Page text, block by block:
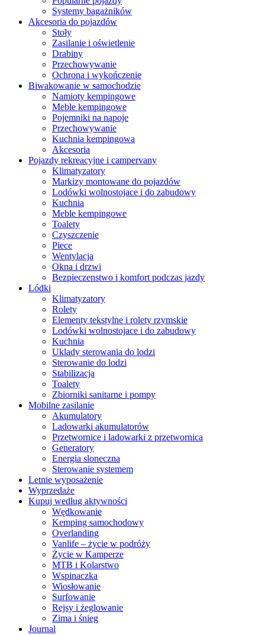
Systemy bagażników
Akcesoria do pojazdów
Stoły
Zasilanie i oświetlenie
Drabiny
Przechowywanie
Ochrona i wykończenie
Biwakowanie w samochodzie
Namioty kempingowe
Meble kempingowe
Pojemniki na napoje
Przechowywanie
Kuchnia kempingowa
Akcesoria
Pojazdy rekreacyjne i campervany
Klimatyzatory
Markizy montowane do pojazdów
Lodówki wolnostojace i do zabudowy
Kuchnia
Meble kempingowe
Toalety
Czyszczenie
Piece
Wentylacja
Okna i drzwi
Bezpieczenstwo i komfort podczas jazdy
Lódki
Klimatyzatory
Rolety
Elementy tekstylne i rolety rzymskie
Lodówki wolnostojace i do zabudowy
Kuchnia
Uklady sterowania do lodzi
Sterowanie do lodzi
Stabilizacja
Toalety
Zbiorniki sanitarne i pompy
Mobilne zasilanie
Akumulatory
Ladowarki akumulatorów
Przetwornice i ladowarki z przetwornica
Generatory
Energia sloneczna
Sterowanie systemem
Letnie wyposażenie
Wyprzedaże
Kupuj według aktywności
Wędkowanie
Kemping samochodowy
Overlanding
Vanlife – życie w podróży
Życie w Kamperze
MTB i Kolarstwo
Wspinaczka
Wiosłowanie
Surfowanie
Rejsy i żeglowanie
Zima i śnieg
Journal